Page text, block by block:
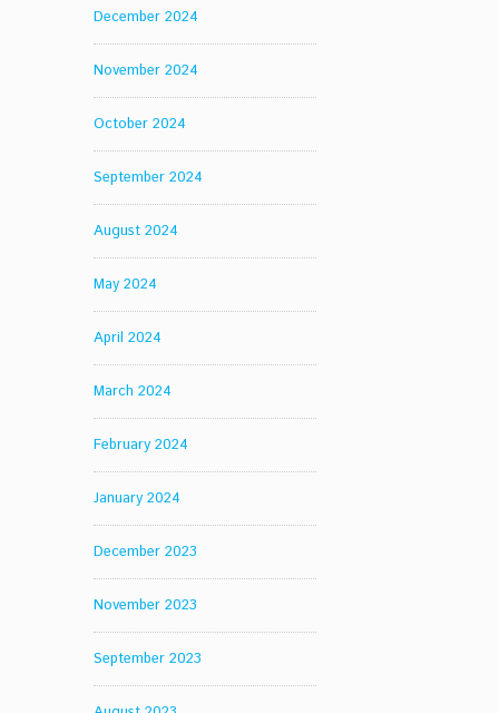
December 2024
November 2024
October 2024
September 2024
August 2024
May 2024
April 2024
March 2024
February 2024
January 2024
December 2023
November 2023
September 2023